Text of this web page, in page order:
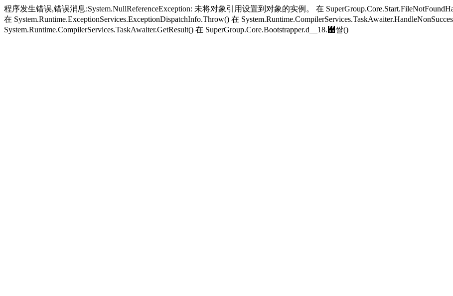
程序发生错误,错误消息:System.NullReferenceException: 未将对象引用设置到对象的实例。 在
在 System.Runtime.ExceptionServices.ExceptionDispatchInfo.Throw() 在
System.Runtime.CompilerServices.TaskAwaiter.GetResult() 在 SuperGroup.Core.Bootstrapper.d__18.＀쌀()